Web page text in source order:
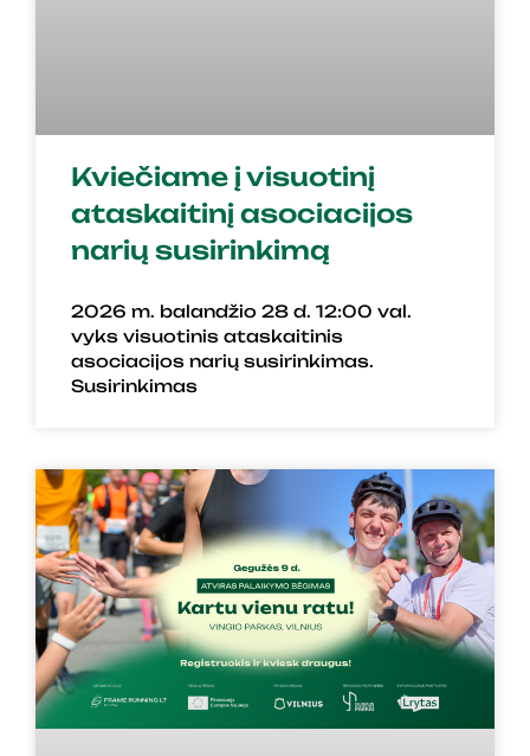
Kviečiame į visuotinį
ataskaitinį asociacijos
narių susirinkimą
2026 m. balandžio 28 d. 12:00 val.
vyks visuotinis ataskaitinis
asociacijos narių susirinkimas.
Susirinkimas